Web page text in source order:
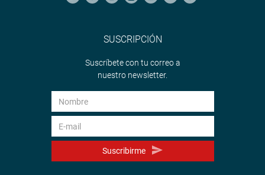
SUSCRIPCIÓN
Suscríbete con tu correo a
nuestro newsletter.
Suscribirme